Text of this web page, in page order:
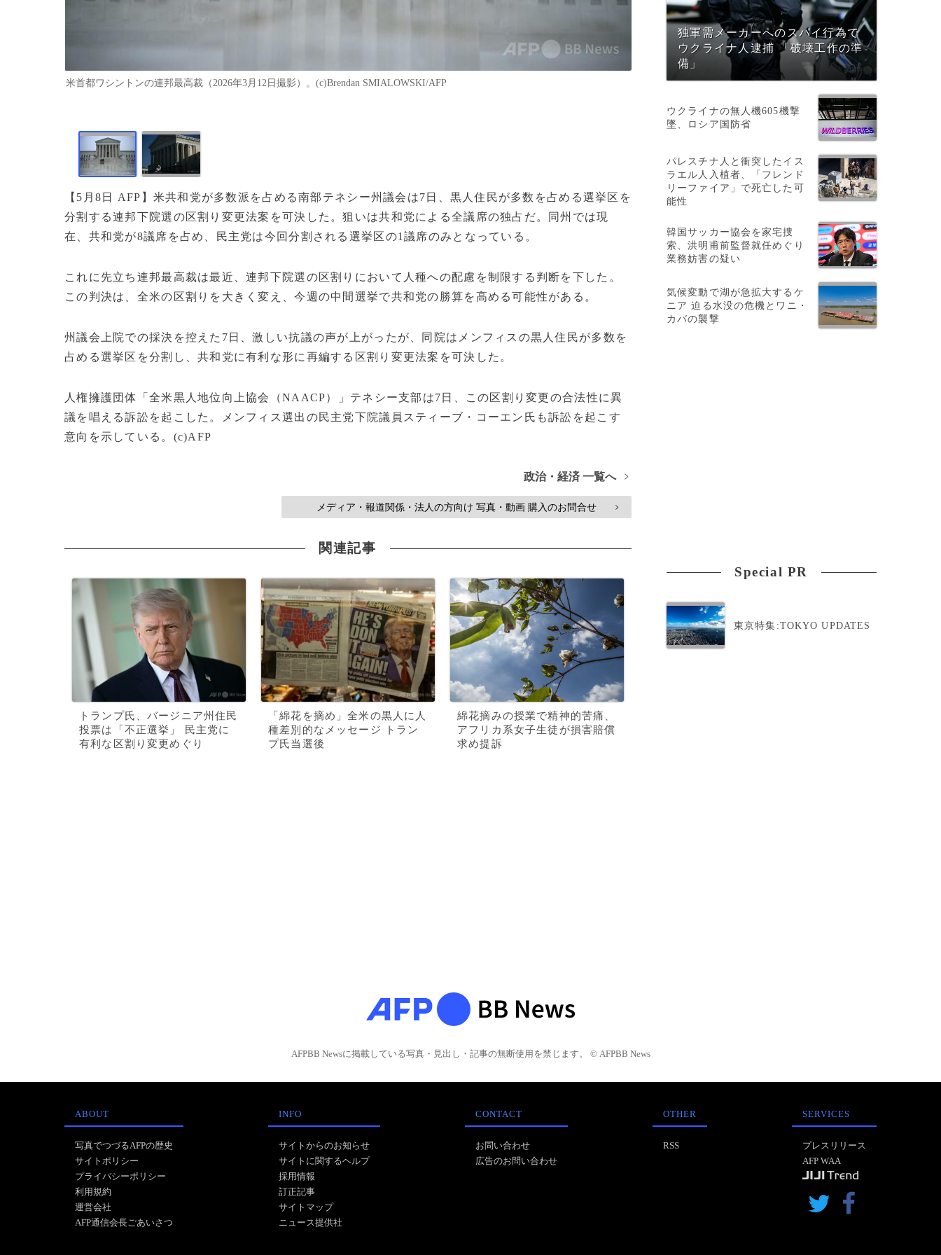
米首都ワシントンの連邦最高裁（2026年3月12日撮影）。(c)Brendan SMIALOWSKI/AFP
【5月8日 AFP】米共和党が多数派を占める南部テネシー州議会は7日、黒人住民が多数を占める選挙区を
分割する連邦下院選の区割り変更法案を可決した。狙いは共和党による全議席の独占だ。同州では現
在、共和党が8議席を占め、民主党は今回分割される選挙区の1議席のみとなっている。
これに先立ち連邦最高裁は最近、連邦下院選の区割りにおいて人種への配慮を制限する判断を下した。
この判決は、全米の区割りを大きく変え、今週の中間選挙で共和党の勝算を高める可能性がある。
州議会上院での採決を控えた7日、激しい抗議の声が上がったが、同院はメンフィスの黒人住民が多数を
占める選挙区を分割し、共和党に有利な形に再編する区割り変更法案を可決した。
人権擁護団体「全米黒人地位向上協会（NAACP）」テネシー支部は7日、この区割り変更の合法性に異
議を唱える訴訟を起こした。メンフィス選出の民主党下院議員スティーブ・コーエン氏も訴訟を起こす
意向を示している。(c)AFP
政治・経済 一覧へ >
メディア・報道関係・法人の方向け 写真・動画 購入のお問合せ >
関連記事
トランプ氏、バージニア州住民
投票は「不正選挙」 民主党に
有利な区割り変更めぐり
「綿花を摘め」全米の黒人に人
種差別的なメッセージ トラン
プ氏当選後
綿花摘みの授業で精神的苦痛、
アフリカ系女子生徒が損害賠償
求め提訴
独軍需メーカーへのスパイ行為で
ウクライナ人逮捕 「破壊工作の準
備」
ウクライナの無人機605機撃
墜、ロシア国防省
パレスチナ人と衝突したイス
ラエル人入植者、「フレンド
リーファイア」で死亡した可
能性
韓国サッカー協会を家宅捜
索、洪明甫前監督就任めぐり
業務妨害の疑い
気候変動で湖が急拡大するケ
ニア 迫る水没の危機とワニ・
カバの襲撃
Special PR
東京特集:TOKYO UPDATES
AFPBB Newsに掲載している写真・見出し・記事の無断使用を禁じます。 © AFPBB News
ABOUT
写真でつづるAFPの歴史
サイトポリシー
プライバシーポリシー
利用規約
運営会社
AFP通信会長ごあいさつ
INFO
サイトからのお知らせ
サイトに関するヘルプ
採用情報
訂正記事
サイトマップ
ニュース提供社
CONTACT
お問い合わせ
広告のお問い合わせ
OTHER
RSS
SERVICES
プレスリリース
AFP WAA